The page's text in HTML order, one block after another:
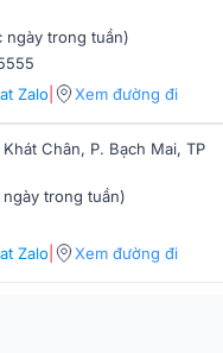
hiện đại, loa nghe nhạc
loa bass 13cm và một
Inverted dome.
đến âm thanh năng
giúp tập trung âm
sắc tinh tế tạo sự hài
N2
ngày trong tuần)
Zalo| Xem đường đi
Chân, P. Bạch Mai, TP
ngày trong tuần)
Zalo| Xem đường đi